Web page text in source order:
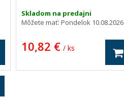
Skladom na predajni
Môžete mať: Pondelok 10.08.2026
10,82 € / ks